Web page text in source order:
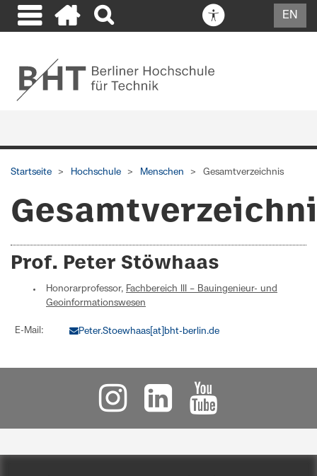
EN
Startseite Hochschule Menschen Gesamtverzeichnis
Prof. Peter Stöwhaas
Honorarprofessor, Fachbereich III – Bauingenieur- und
Geoinformationswesen
E-Mail: Peter.Stoewhaas[at]bht-berlin.de